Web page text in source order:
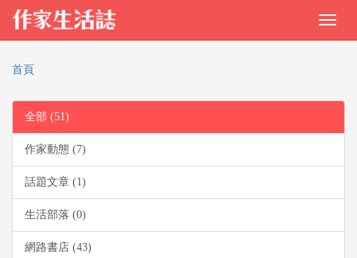
首頁
全部 (51)
作家動態 (7)
話題文章 (1)
生活部落 (0)
網路書店 (43)